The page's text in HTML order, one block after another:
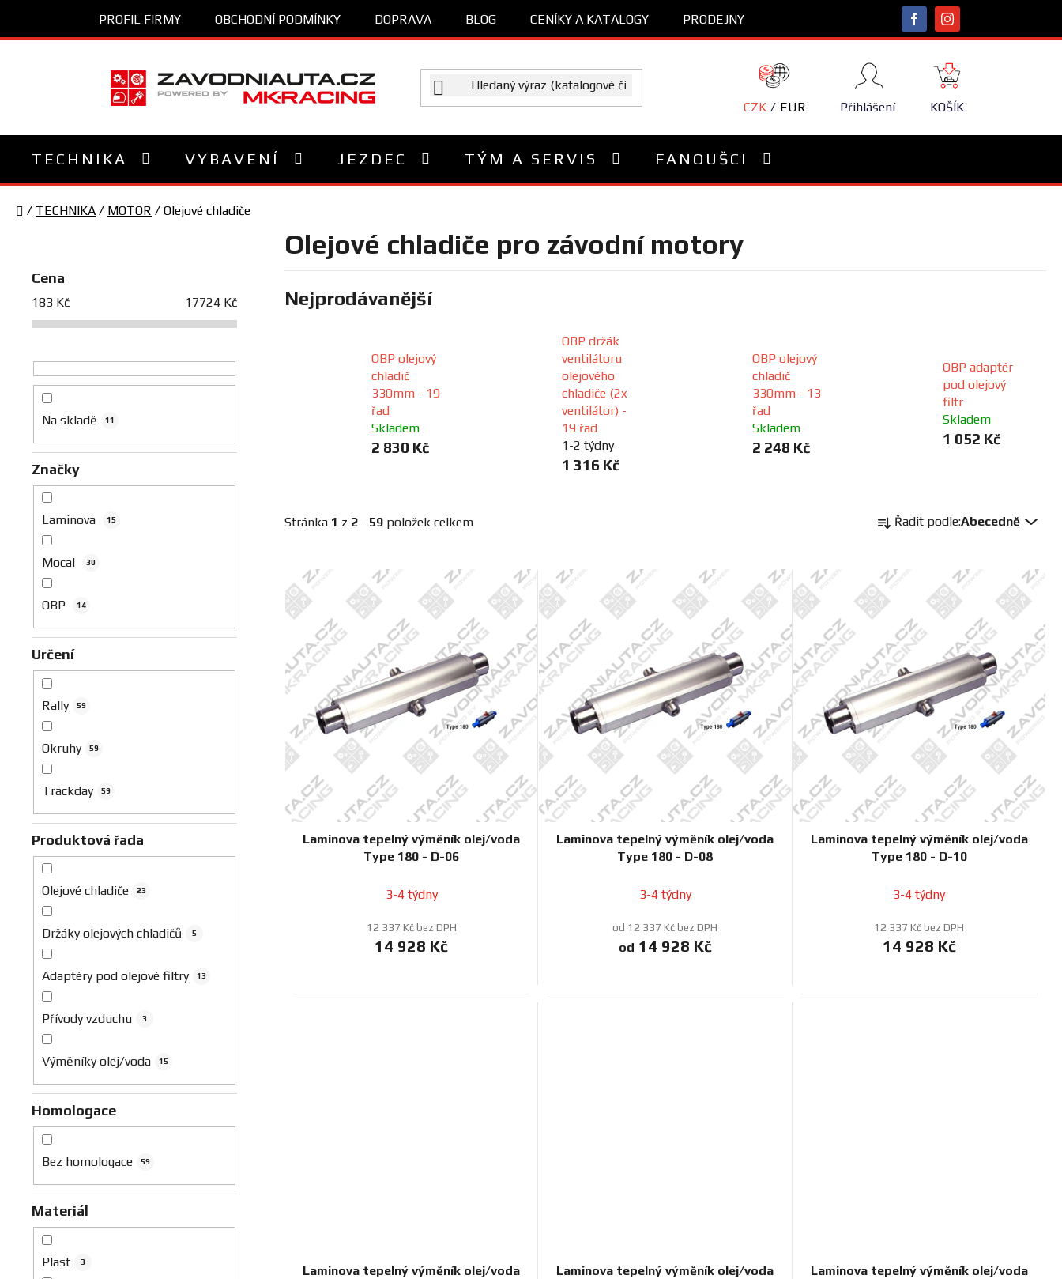
obsah
PROFIL FIRMY OBCHODNÍ PODMÍNKY DOPRAVA BLOG CENÍKY A KATALOGY PRODEJNY
CZK EUR Přihlášení
NÁKUPNÍ
KOŠÍK
KOŠÍK
TECHNIKA VYBAVENÍ JEZDEC TÝM A SERVIS FANOUŠCI
Domů
/ TECHNIKA / MOTOR / Olejové chladiče
Cena
183 Kč 17724 Kč
Na skladě 11
Značky
Laminova 15
Mocal 30
OBP 14
Určení
Rally 59
Okruhy 59
Trackday 59
Produktová řada
Olejové chladiče 23
Držáky olejových chladičů 5
Adaptéry pod olejové filtry 13
Přívody vzduchu 3
Výměníky olej/voda 15
Homologace
Bez homologace 59
Materiál
Plast 3
Olejové chladiče pro závodní motory
Nejprodávanější
OBP olejový
chladič
330mm - 19
řad
Skladem
2 830 Kč
OBP držák
ventilátoru
olejového
chladiče (2x
ventilátor) -
19 řad
1-2 týdny
1 316 Kč
OBP olejový
chladič
330mm - 13
řad
Skladem
2 248 Kč
OBP adaptér
pod olejový
filtr
Skladem
1 052 Kč
Stránka 1 z 2 - 59 položek celkem
a
e
n
í
r
o
d
u
k
t
ů
Řadit podle:Abecedně
ý
p
s
p
r
d
u
k
t
ů
Laminova tepelný výměník olej/voda
Type 180 - D-06
3-4 týdny
12 337 Kč bez DPH
14 928 Kč
Laminova tepelný výměník olej/voda
Type 180 - D-08
3-4 týdny
od 12 337 Kč bez DPH
od 14 928 Kč
Laminova tepelný výměník olej/voda
Type 180 - D-10
3-4 týdny
12 337 Kč bez DPH
14 928 Kč
Laminova tepelný výměník olej/voda
Laminova tepelný výměník olej/voda
Laminova tepelný výměník olej/voda